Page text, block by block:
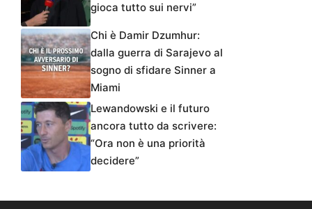
gioca tutto sui nervi”
Chi è Damir Dzumhur:
dalla guerra di Sarajevo al
sogno di sfidare Sinner a
Miami
Lewandowski e il futuro
ancora tutto da scrivere:
“Ora non è una priorità
decidere”